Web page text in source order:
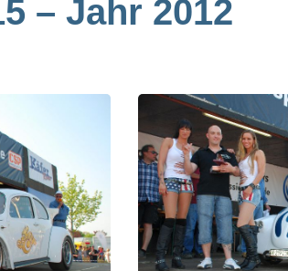
– Jahr 2012